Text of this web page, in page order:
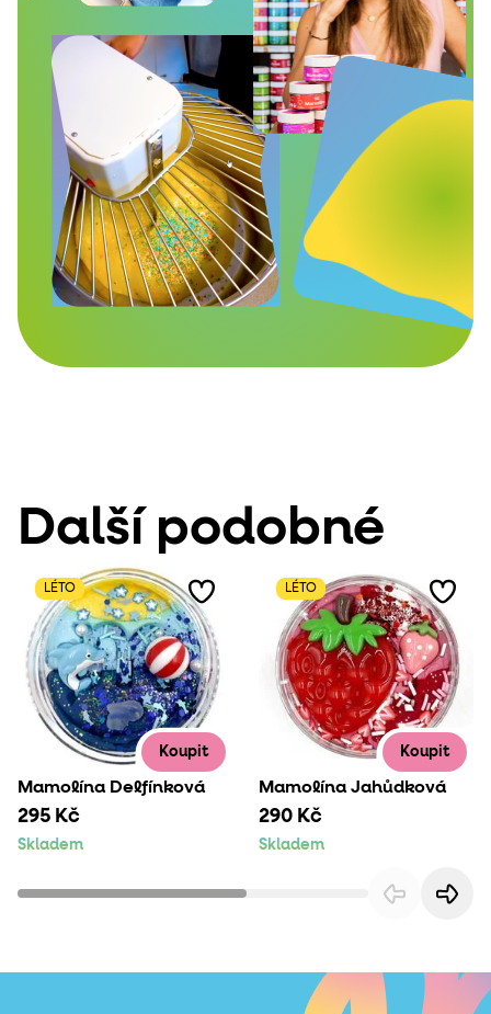
Další podobné
LÉTO
Koupit
Mamolína Delfínková
295 Kč
Skladem
LÉTO
Koupit
Mamolína Jahůdková
290 Kč
Skladem